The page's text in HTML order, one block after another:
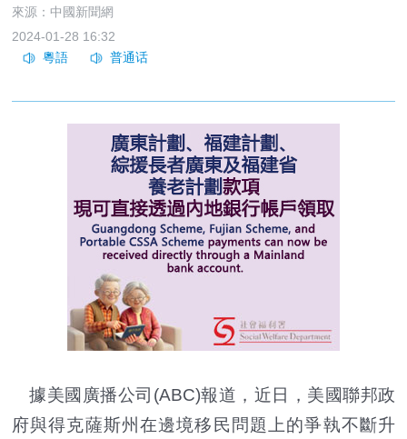
來源：中國新聞網
2024-01-28 16:32
據美國廣播公司(ABC)報道，近日，美國聯邦政
府與得克薩斯州在邊境移民問題上的爭執不斷升